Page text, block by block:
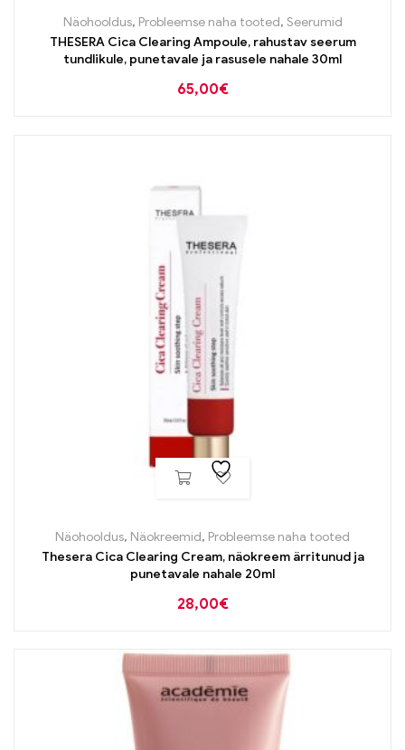
Näohooldus, Probleemse naha tooted, Seerumid
THESERA Cica Clearing Ampoule, rahustav seerum
tundlikule, punetavale ja rasusele nahale 30ml
65,00€
Näohooldus, Näokreemid, Probleemse naha tooted
Thesera Cica Clearing Cream, näokreem ärritunud ja
punetavale nahale 20ml
28,00€